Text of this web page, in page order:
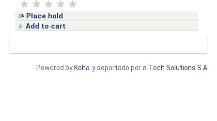
Place hold
Add to cart
y soportado pore-Tech Solutions S.A
Powered by Koha